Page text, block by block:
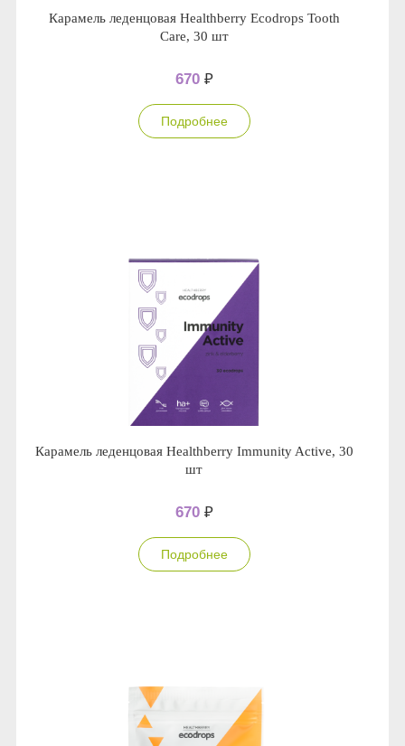
Карамель леденцовая Healthberry Ecodrops Tooth
Care, 30 шт
670 ₽
Подробнее
Карамель леденцовая Healthberry Immunity Active, 30
шт
670 ₽
Подробнее